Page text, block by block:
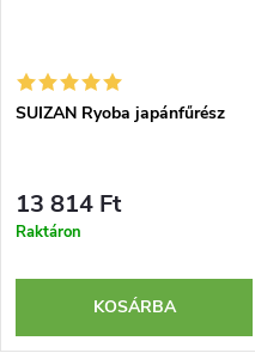
SUIZAN Ryoba japánfűrész
13 814 Ft
Raktáron
KOSÁRBA